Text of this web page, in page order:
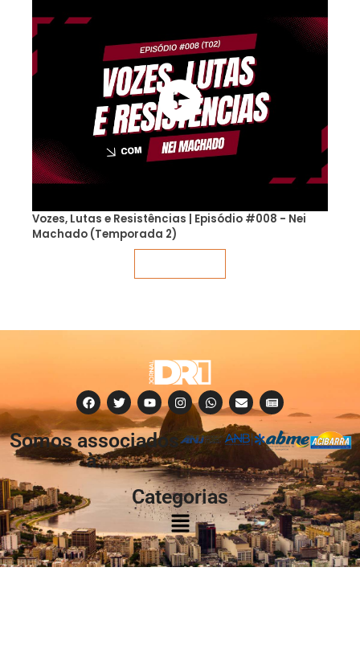
Vozes, Lutas e Resistências | Episódio #008 - Nei
Machado (Temporada 2)
Somos associados
à:
Categorias